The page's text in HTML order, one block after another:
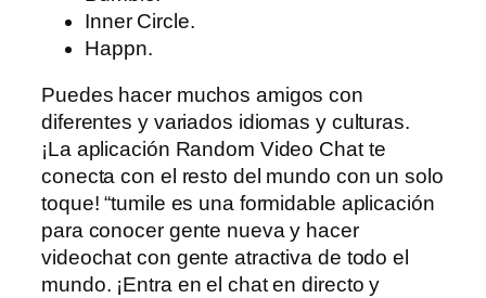
Inner Circle.
Happn.
Puedes hacer muchos amigos con
diferentes y variados idiomas y culturas.
¡La aplicación Random Video Chat te
conecta con el resto del mundo con un solo
toque! “tumile es una formidable aplicación
para conocer gente nueva y hacer
videochat con gente atractiva de todo el
mundo. ¡Entra en el chat en directo y